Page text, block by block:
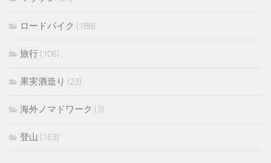
ロードバイク (188)
旅行 (106)
果実酒造り (23)
海外ノマドワーク (3)
登山 (163)